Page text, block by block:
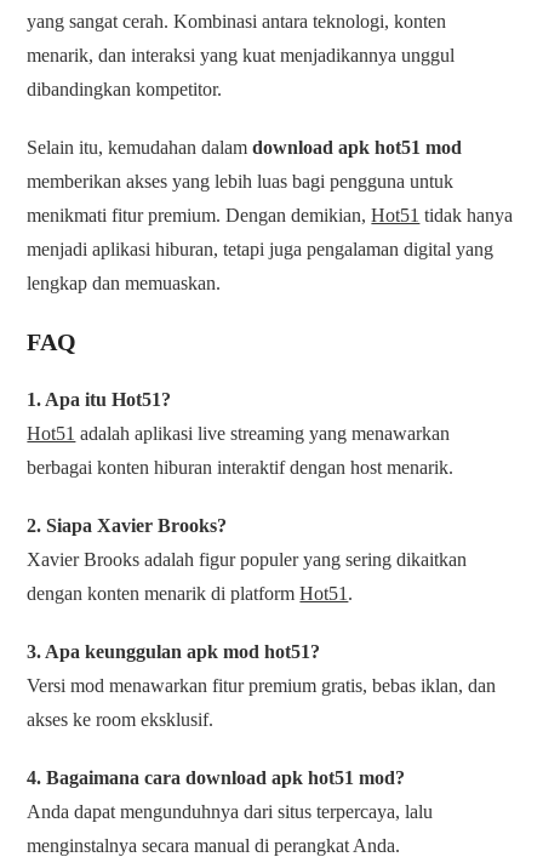
yang sangat cerah. Kombinasi antara teknologi, konten
menarik, dan interaksi yang kuat menjadikannya unggul
dibandingkan kompetitor.
Selain itu, kemudahan dalamdownload apk hot51 mod
memberikan akses yang lebih luas bagi pengguna untuk
menikmati fitur premium. Dengan demikian,Hot51 tidak hanya
menjadi aplikasi hiburan, tetapi juga pengalaman digital yang
lengkap dan memuaskan.
FAQ
1. Apa itu Hot51?
Hot51 adalah aplikasi live streaming yang menawarkan
berbagai konten hiburan interaktif dengan host menarik.
2. Siapa Xavier Brooks?
Xavier Brooks adalah figur populer yang sering dikaitkan
dengan konten menarik di platformHot51 .
3. Apa keunggulan apk mod hot51?
Versi mod menawarkan fitur premium gratis, bebas iklan, dan
akses ke room eksklusif.
4. Bagaimana cara download apk hot51 mod?
Anda dapat mengunduhnya dari situs terpercaya, lalu
menginstalnya secara manual di perangkat Anda.